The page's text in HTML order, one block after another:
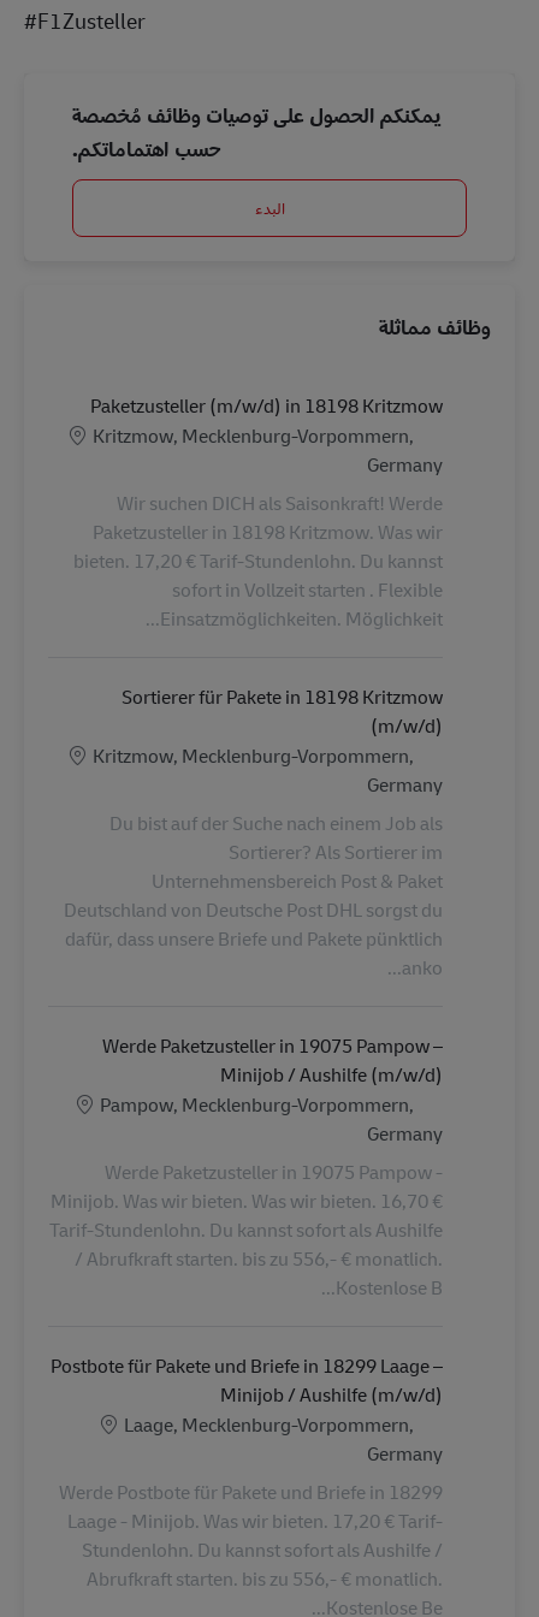
#F1Zusteller
يمكنكم الحصول على توصيات وظائف مُخصصة
حسب اهتماماتكم.
البدء
وظائف مماثلة
Paketzusteller (m/w/d) in 18198 Kritzmow
الموقع
Kritzmow, Mecklenburg-Vorpommern,
Germany
Wir suchen DICH als Saisonkraft! Werde
Paketzusteller in 18198 Kritzmow. Was wir
bieten. 17,20 € Tarif-Stundenlohn. Du kannst
sofort in Vollzeit starten . Flexible
Einsatzmöglichkeiten. Möglichkeit...
Sortierer für Pakete in 18198 Kritzmow
(m/w/d)
الموقع
Kritzmow, Mecklenburg-Vorpommern,
Germany
Du bist auf der Suche nach einem Job als
Sortierer? Als Sortierer im
Unternehmensbereich Post & Paket
Deutschland von Deutsche Post DHL sorgst du
dafür, dass unsere Briefe und Pakete pünktlich
anko...
Werde Paketzusteller in 19075 Pampow –
Minijob / Aushilfe (m/w/d)
الموقع
Pampow, Mecklenburg-Vorpommern,
Germany
Werde Paketzusteller in 19075 Pampow -
Minijob. Was wir bieten. Was wir bieten. 16,70 €
Tarif-Stundenlohn. Du kannst sofort als Aushilfe
/ Abrufkraft starten. bis zu 556,- € monatlich.
Kostenlose B...
Postbote für Pakete und Briefe in 18299 Laage –
Minijob / Aushilfe (m/w/d)
الموقع
Laage, Mecklenburg-Vorpommern,
Germany
Werde Postbote für Pakete und Briefe in 18299
Laage - Minijob. Was wir bieten. 17,20 € Tarif-
Stundenlohn. Du kannst sofort als Aushilfe /
Abrufkraft starten. bis zu 556,- € monatlich.
Kostenlose Be...